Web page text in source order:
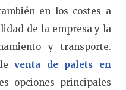
en los costes a
de la empresa y la
y transporte.
venta de palets en
opciones principales